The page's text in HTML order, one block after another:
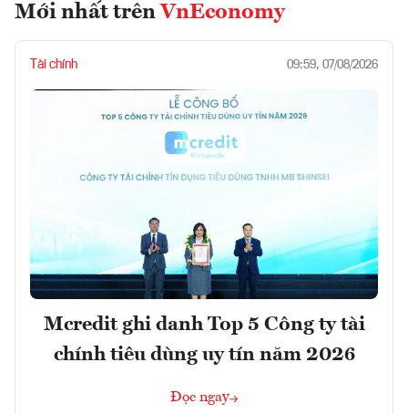
Mới nhất trên VnEconomy
Tài chính 09:59, 07/08/2026
Mcredit ghi danh Top 5 Công ty tài
chính tiêu dùng uy tín năm 2026
Đọc ngay